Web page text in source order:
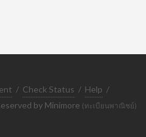
/ Check Status / Help /
by Minimore (ทะเบียนพาณิชย์)